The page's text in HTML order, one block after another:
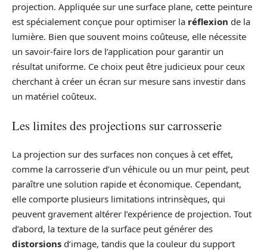
projection. Appliquée sur une surface plane, cette peinture
est spécialement conçue pour optimiser la réflexion de la
lumière. Bien que souvent moins coûteuse, elle nécessite
un savoir-faire lors de l’application pour garantir un
résultat uniforme. Ce choix peut être judicieux pour ceux
cherchant à créer un écran sur mesure sans investir dans
un matériel coûteux.
Les limites des projections sur carrosserie
La projection sur des surfaces non conçues à cet effet,
comme la carrosserie d’un véhicule ou un mur peint, peut
paraître une solution rapide et économique. Cependant,
elle comporte plusieurs limitations intrinsèques, qui
peuvent gravement altérer l’expérience de projection. Tout
d’abord, la texture de la surface peut générer des
distorsions d’image, tandis que la couleur du support